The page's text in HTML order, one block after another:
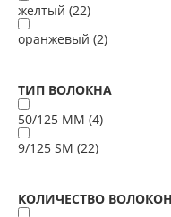
желтый (22)
оранжевый (2)
ТИП ВОЛОКНА
50/125 MM (4)
9/125 SM (22)
КОЛИЧЕСТВО ВОЛОКОН